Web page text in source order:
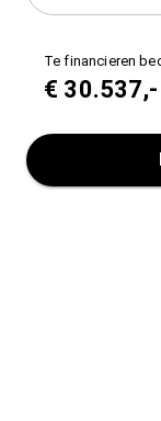
Te financieren
€ 30.537,-